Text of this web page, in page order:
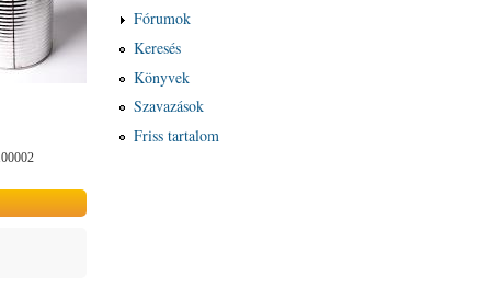
Fórumok
Keresés
Könyvek
Szavazások
Friss tartalom